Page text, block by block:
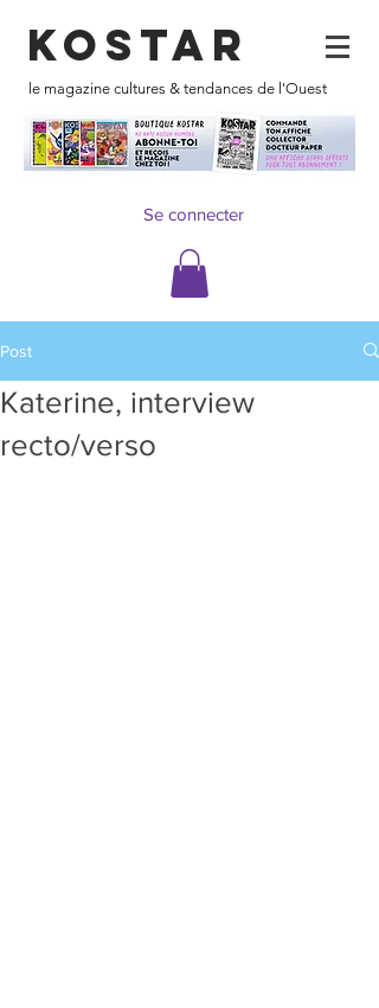
KOSTAR
le magazine cultures & tendances de l'Ouest
Se connecter
Post
Katerine, interview
recto/verso